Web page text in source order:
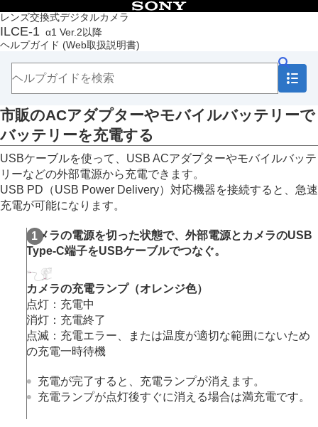
レンズ交換式デジタルカメラ
ILCE-1 α1 Ver.2以降
ヘルプガイド (Web取扱説明書)
目次
トップページ
ヘルプガイドの使いかた
本体と付属品を確認する
本機の基本操作
準備/基本的な撮影
充電する
バッテリーを充電する（チャージャー）
バッテリーをカメラに入れる/取り出す
市販のACアダプターやモバイルバッテリーで
バッテリーを充電する
外部電源でカメラを使う
使用できるメモリーカード
メモリーカードをカメラに入れる/取り出す
レンズを取り付ける/取りはずす
カメラの初期設定を行う
基本的な撮影
MENU一覧から機能を探す
撮影機能を活用する
カメラをカスタマイズする
カメラの設定を変更する
スマートフォンでできること
パソコンでできること
市販のACアダプターやモバイルバッテリーで
バッテリーを充電する
USBケーブルを使って、USB ACアダプターやモバイルバッテ
リーなどの外部電源から充電できます。
USB PD（USB Power Delivery）対応機器を接続すると、急速
充電が可能になります。
カメラの電源を切った状態で、外部電源とカメラのUSB
Type-C端子をUSBケーブルでつなぐ。
カメラの充電ランプ（オレンジ色）
点灯：充電中
消灯：充電終了
点滅：充電エラー、または温度が適切な範囲にないため
の充電一時待機
充電が完了すると、充電ランプが消えます。
充電ランプが点灯後すぐに消える場合は満充電です。